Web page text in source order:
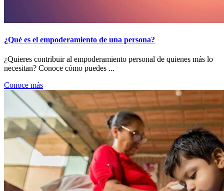
¿Qué es el empoderamiento de una persona?
¿Quieres contribuir al empoderamiento personal de quienes más lo
necesitan? Conoce cómo puedes ...
Conoce más